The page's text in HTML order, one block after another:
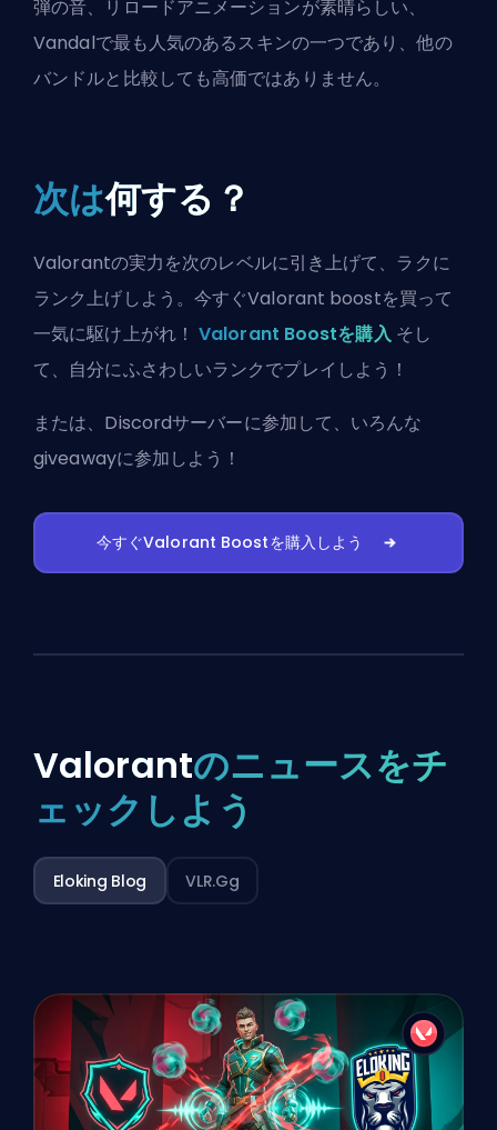
弾の音、リロードアニメーションが素晴らしい、
Vandalで最も人気のあるスキンの一つであり、他の
バンドルと比較しても高価ではありません。
次は何する？
Valorantの実力を次のレベルに引き上げて、ラクに
ランク上げしよう。今すぐValorant boostを買って
一気に駆け上がれ！ Valorant Boostを購入そし
て、自分にふさわしいランクでプレイしよう！
または、 Discordサーバーに参加して、いろんな
giveawayに参加しよう！
今すぐValorant Boostを購入しよう
Valorantのニュースをチ
ェックしよう
Eloking Blog VLR.gg